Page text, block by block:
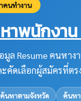
คนทำงาน
าพนักงา
มูล Resume คนหา
คัดเลือกผู้สมัครที่ต
ค้นหาตามจังหวัด ค้นห